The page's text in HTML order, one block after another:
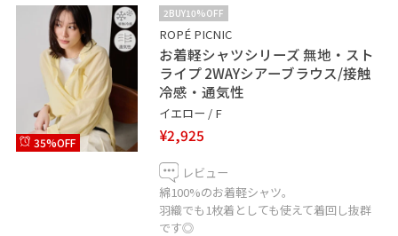
35%OFF
2BUY10%OFF
ROPÉ PICNIC
お着軽シャツシリーズ 無地・スト
ライプ 2WAYシアーブラウス/接触
冷感・通気性
イエロー / F
¥2,925
レビュー
綿100%のお着軽シャツ。
羽織でも1枚着としても使えて着回し抜群
です◎